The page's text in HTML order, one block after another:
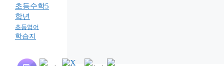
초등수학5
학년
초등영어
학습지